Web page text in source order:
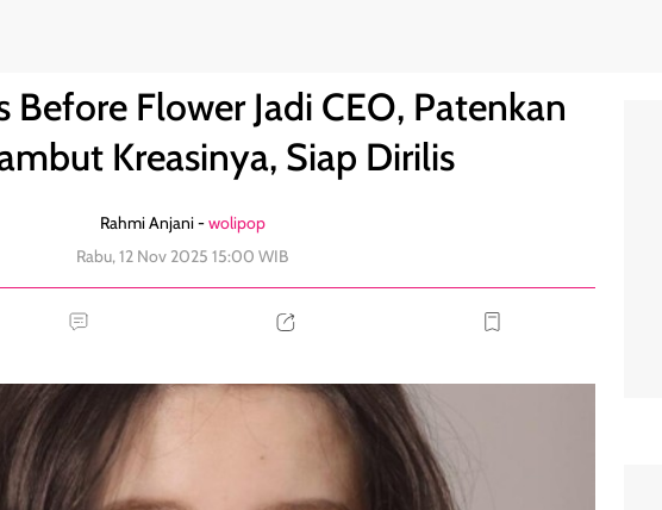
Before Flower Jadi CEO, Patenkan
Kreasinya, Siap Dirilis
Rahmi Anjani -wolipop
Rabu, 12 Nov 2025 15:00 WIB